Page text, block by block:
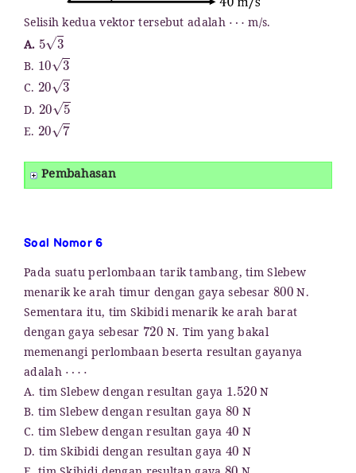
Selisih kedua vektor tersebut adalah⋯ m/s.
A. 5 3
B. 10 3
C. 20 3
D. 205
E. 20 7
Pembahasan
Soal Nomor 6
Pada suatu perlombaan tarik tambang, tim Slebew
menarik ke arah timur dengan gaya sebesar 800N.
Sementara itu, tim Skibidi menarik ke arah barat
dengan gaya sebesar 720N. Tim yang bakal
memenangi perlombaan beserta resultan gayanya
adalah⋯⋅
A. tim Slebew dengan resultan gaya 1.520N
B. tim Slebew dengan resultan gaya 80N
C. tim Slebew dengan resultan gaya 40 N
D. tim Skibidi dengan resultan gaya 40 N
80